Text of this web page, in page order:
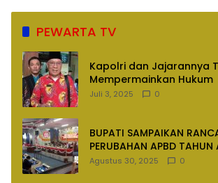
PEWARTA TV
Kapolri dan Jajarannya
Mempermainkan Hukum
Juli 3, 2025 0
BUPATI SAMPAIKAN
PERUBAHAN APBD
2025
Agustus 30, 2025 0